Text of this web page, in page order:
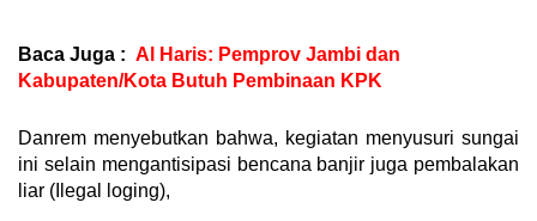
Baca Juga : Al Haris: Pemprov Jambi dan
Kabupaten/Kota Butuh Pembinaan KPK
Danrem menyebutkan bahwa, kegiatan menyusuri sungai
ini selain mengantisipasi bencana banjir juga pembalakan
liar (Ilegal loging),